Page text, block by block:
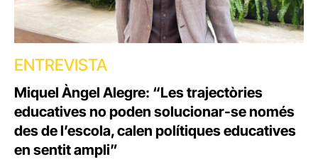
ENTREVISTA
Miquel Àngel Alegre: “Les trajectòries
educatives no poden solucionar-se només
des de l’escola, calen polítiques educatives
en sentit ampli”